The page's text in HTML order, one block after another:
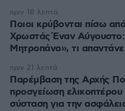
Ποιοι κρύβονται πίσω
Χρωστάς Έναν
Μητροπάνο», τι
πριν 18 λεπτά
Παρέμβαση της Αρχής
προσγείωση
σύσταση για την
πριν 21 λεπτά